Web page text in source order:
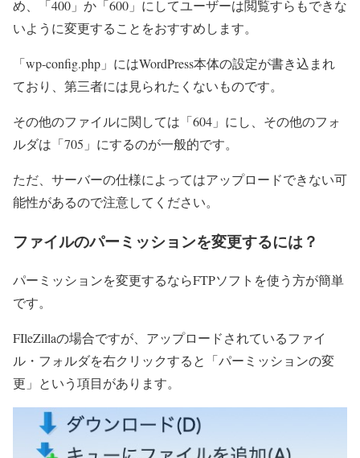
め、「400」か「600」にしてユーザーは閲覧すらもできな
いように変更することをおすすめします。
「wp-config.php」にはWordPress本体の設定が書き込まれ
ており、第三者には見られたくないものです。
その他のファイルに関しては「604」にし、その他のフォ
ルダは「705」にするのが一般的です。
ただ、サーバーの仕様によってはアップロードできない可
能性があるので注意してください。
ファイルのパーミッションを変更するには？
パーミッションを変更するならFTPソフトを使う方が簡単
です。
FIleZillaの場合ですが、アップロードされているファイ
ル・フォルダを右クリックすると「パーミッションの変
更」という項目があります。